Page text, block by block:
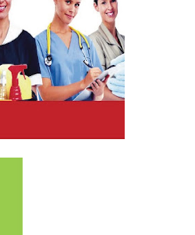
em Samambaia
Samambaia
e adolescentes